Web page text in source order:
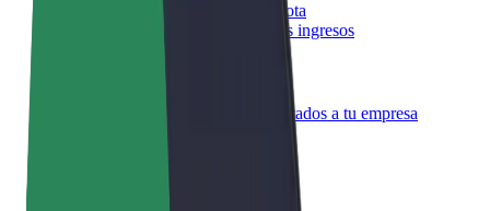
Registrarse como propietario de flota
Añadí tu flota a Bolt y potenciá tus ingresos
Productos y servicios de Bolt adaptados a tu empresa